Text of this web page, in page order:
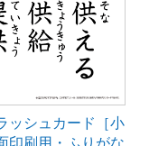
ッシュカード［小
印刷用・ふりがな